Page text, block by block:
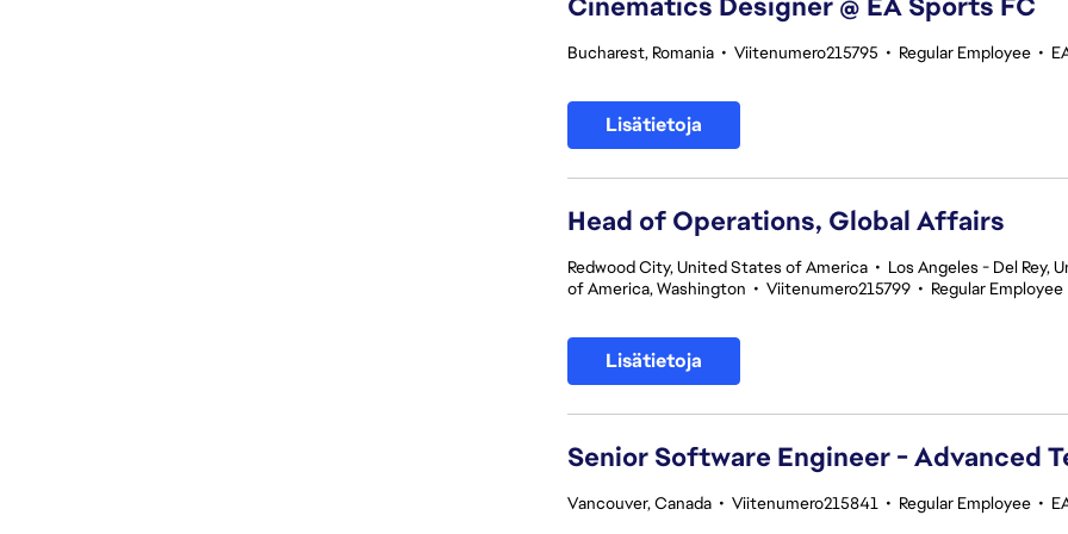
Bucharest, Romania • Viitenumero215795 • Regular Employee •
Lisätietoja
Head of Operations, Global Affairs
Redwood City, United States of America • Los Angeles - Del Rey,
of America, Washington • Viitenumero215799 • Regular Employee
Lisätietoja
Senior Software Engineer - Advanced
Vancouver, Canada • Viitenumero215841 • Regular Employee •